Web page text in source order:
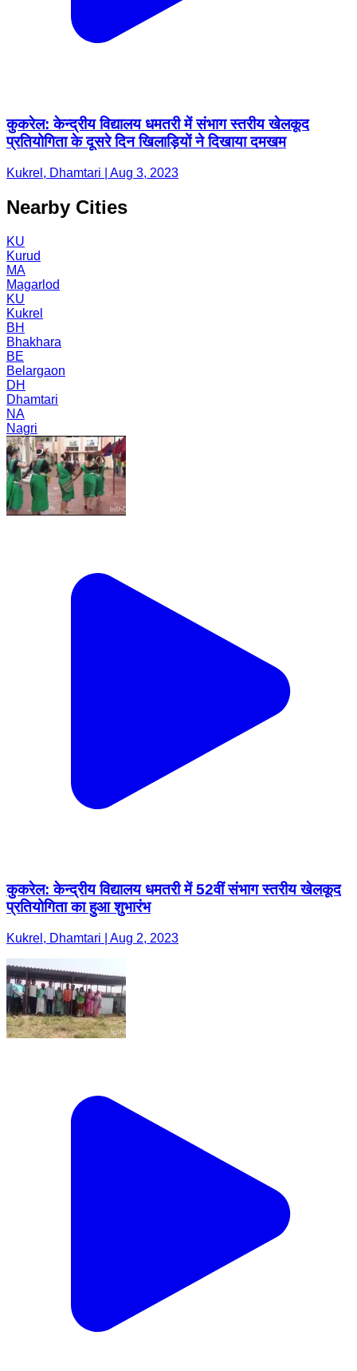
कुकरेल: केन्द्रीय विद्यालय धमतरी में संभाग स्तरीय खेलकूद
प्रतियोगिता के दूसरे दिन खिलाड़ियों ने दिखाया दमखम
Kukrel, Dhamtari | Aug 3, 2023
Nearby Cities
KU
Kurud
MA
Magarlod
KU
Kukrel
BH
Bhakhara
BE
Belargaon
DH
Dhamtari
NA
Nagri
कुकरेल: केन्द्रीय विद्यालय धमतरी में 52वीं संभाग स्तरीय खेलकूद
प्रतियोगिता का हुआ शुभारंभ
Kukrel, Dhamtari | Aug 2, 2023